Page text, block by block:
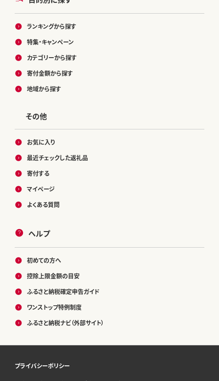
ランキングから探す
特集・キャンペーン
カテゴリーから探す
寄付金額から探す
地域から探す
その他
お気に入り
最近チェックした返礼品
寄付する
マイページ
よくある質問
ヘルプ
初めての方へ
控除上限金額の目安
ふるさと納税確定申告ガイド
ワンストップ特例制度
ふるさと納税ナビ（外部サイト）
プライバシーポリシー